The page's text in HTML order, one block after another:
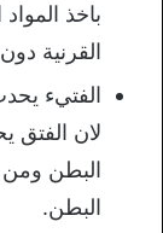
باخذ
القرنية
الفتيء
لان
البطن
البطن.